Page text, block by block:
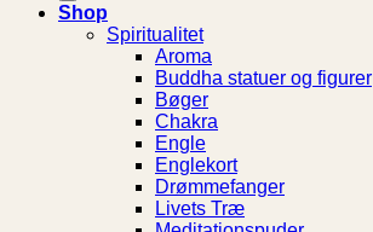
Shop
Spiritualitet
Aroma
Buddha statuer og figurer
Bøger
Chakra
Engle
Englekort
Drømmefanger
Livets Træ